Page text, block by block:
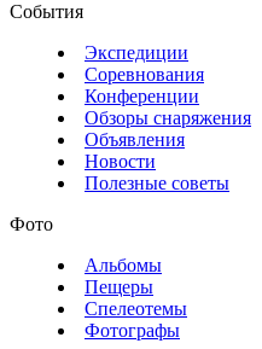
События
Экспедиции
Соревнования
Конференции
Обзоры снаряжения
Объявления
Новости
Полезные советы
Фото
Альбомы
Пещеры
Спелеотемы
Фотографы